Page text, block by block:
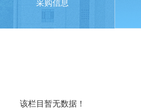
采购信息
该栏目暂无数据！